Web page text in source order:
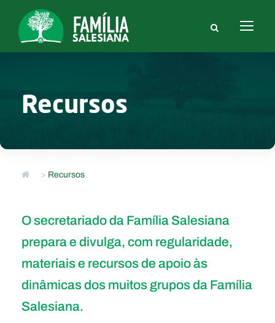
Recursos
> Recursos
O secretariado da Família Salesiana
prepara e divulga, com regularidade,
materiais e recursos de apoio às
dinâmicas dos muitos grupos da Família
Salesiana.